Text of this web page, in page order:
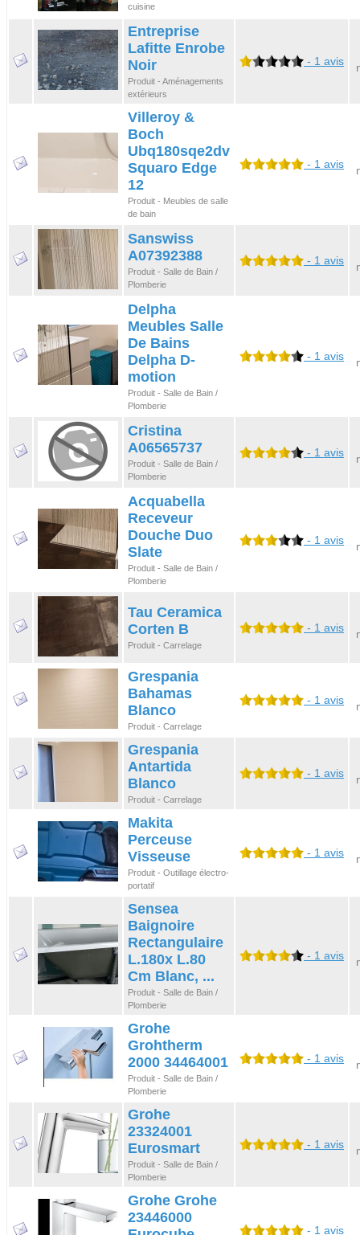
cuisine
Entreprise
Lafitte Enrobe
Noir
Produit - Aménagements
extérieurs
- 1 avis
Villeroy &
Boch
Ubq180sqe2dv
Squaro Edge
12
Produit - Meubles de salle
de bain
- 1 avis
Sanswiss
A07392388
Produit - Salle de Bain /
Plomberie
- 1 avis
Delpha
Meubles Salle
De Bains
Delpha D-
motion
Produit - Salle de Bain /
Plomberie
- 1 avis
Cristina
A06565737
Produit - Salle de Bain /
Plomberie
- 1 avis
Acquabella
Receveur
Douche Duo
Slate
Produit - Salle de Bain /
Plomberie
- 1 avis
Tau Ceramica
Corten B
Produit - Carrelage
- 1 avis
Grespania
Bahamas
Blanco
Produit - Carrelage
- 1 avis
Grespania
Antartida
Blanco
Produit - Carrelage
- 1 avis
Makita
Perceuse
Visseuse
Produit - Outillage électro-
portatif
- 1 avis
Sensea
Baignoire
Rectangulaire
L.180x L.80
Cm Blanc, ...
Produit - Salle de Bain /
Plomberie
- 1 avis
Grohe
Grohtherm
2000 34464001
Produit - Salle de Bain /
Plomberie
- 1 avis
Grohe
23324001
Eurosmart
Produit - Salle de Bain /
Plomberie
- 1 avis
Grohe Grohe
23446000
- 1 avis